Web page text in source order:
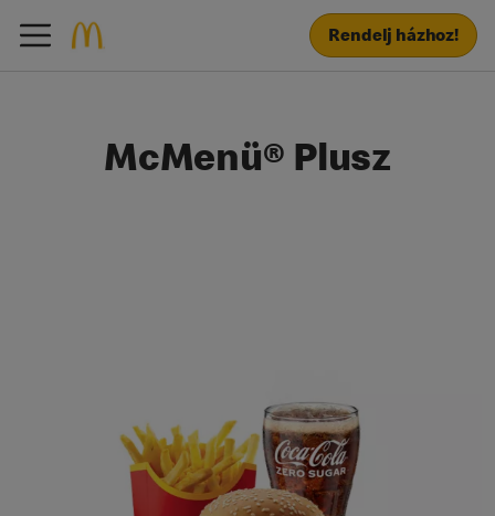
Rendelj házhoz!
McMenü® Plusz